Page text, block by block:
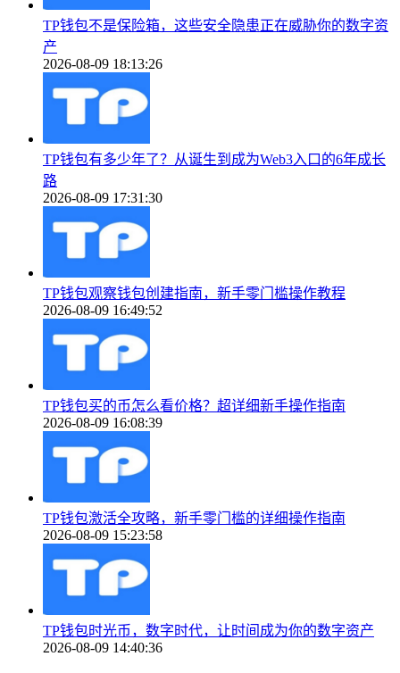
TP钱包不是保险箱，这些安全隐患正在威胁你的数字资
产
2026-08-09 18:13:26
TP钱包有多少年了？从诞生到成为Web3入口的6年成长
路
2026-08-09 17:31:30
TP钱包观察钱包创建指南，新手零门槛操作教程
2026-08-09 16:49:52
TP钱包买的币怎么看价格？超详细新手操作指南
2026-08-09 16:08:39
TP钱包激活全攻略，新手零门槛的详细操作指南
2026-08-09 15:23:58
TP钱包时光币，数字时代，让时间成为你的数字资产
2026-08-09 14:40:36